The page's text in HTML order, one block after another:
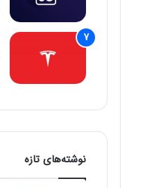
نوشته‌های تازه